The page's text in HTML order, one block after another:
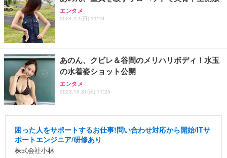
エンタメ
2024.2.4(日) 11:40
あのん、クビレ＆谷間のメリハリボディ！水玉
の水着姿ショット公開
エンタメ
2023.10.31(火) 11:25
困った人をサポートするお仕事!問い合わせ対応から開始/ITサ
ポートエンジニア/研修あり
株式会社小林